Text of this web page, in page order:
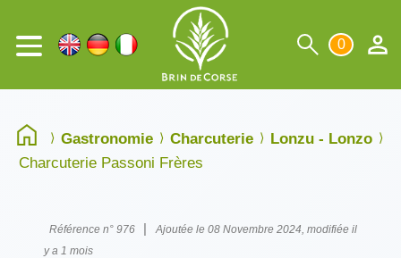
0
Gastronomie Charcuterie
Lonzu - Lonzo
Charcuterie Passoni Frères
Référence n° 976 |
Ajoutée le 08 Novembre 2024, modifiée il
y a 1 mois